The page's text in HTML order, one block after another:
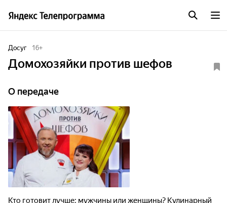
Досуг 16+
Домохозяйки против шефов
О передаче
Кто готовит лучше: мужчины или женщины? Кулинарный